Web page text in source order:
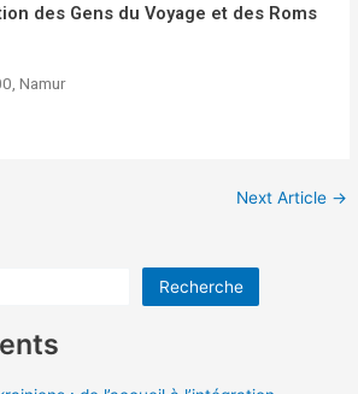
des Gens du Voyage et des Roms
Namur
Next Article →
Recherche